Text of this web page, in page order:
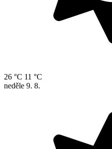
26 °C 11 °C
neděle 9. 8.